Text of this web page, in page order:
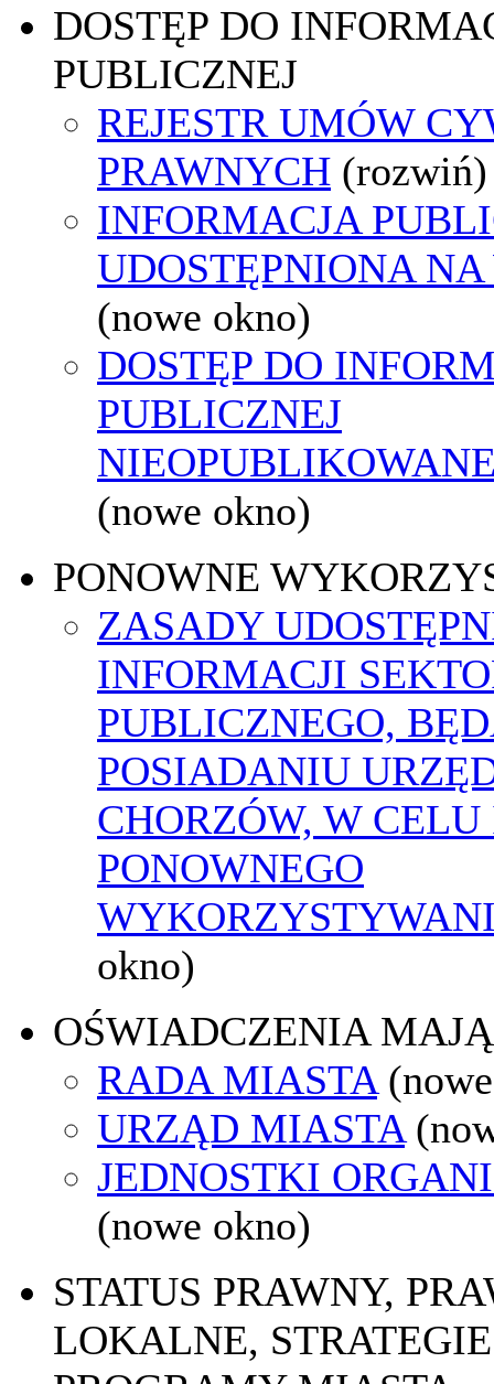
DOSTĘP DO
PUBLICZNEJ
REJESTR UMÓW
PRAWNYCH (rozwiń)
INFORMACJA
UDOSTĘPNIONA
(nowe okno)
DOSTĘP DO
PUBLICZNEJ
(nowe okno)
PONOWNE
ZASADY
INFORMACJI
PUBLICZNEGO,
POSIADANIU
CHORZÓW, W
PONOWNEGO
okno)
OŚWIADCZENIA
RADA MIASTA
URZĄD MIASTA
JEDNOSTKI
(nowe okno)
STATUS PRAWNY,
LOKALNE,